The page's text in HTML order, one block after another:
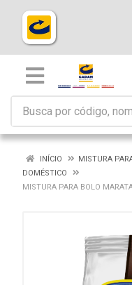
INÍCIO
MISTURA
DOMÉSTICO
MISTURA PARA BOLO